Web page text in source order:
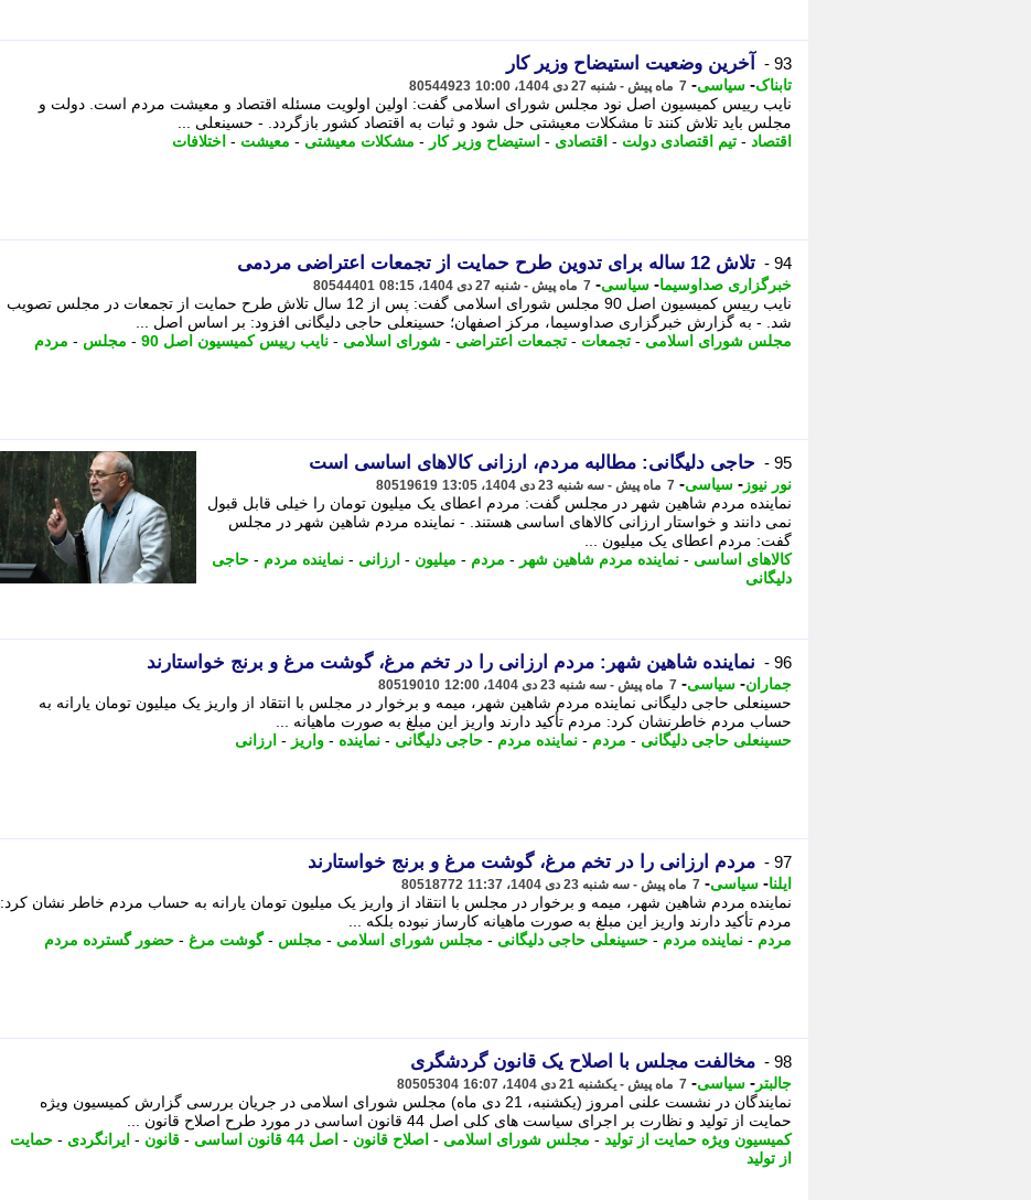
93 - آخرین وضعیت استیضاح وزیر کار
تابناک- سیاسی- 7 ماه پیش - شنبه 27 دی 1404، 10:00 80544923
نایب رییس کمیسیون اصل نود مجلس شورای اسلامی گفت: اولین اولویت مسئله اقتصاد و معیشت مردم است. دولت و
مجلس باید تلاش کنند تا مشکلات معیشتی حل شود و ثبات به اقتصاد کشور بازگردد. - حسینعلی ...
اقتصاد - تیم اقتصادی دولت - اقتصادی - استیضاح وزیر کار - مشکلات معیشتی - معیشت - اختلافات
94 - تلاش 12 ساله برای تدوین طرح حمایت از تجمعات اعتراضی مردمی
خبرگزاری صداوسیما- سیاسی- 7 ماه پیش - شنبه 27 دی 1404، 08:15 80544401
نایب رییس کمیسیون اصل 90 مجلس شورای اسلامی گفت: پس از 12 سال تلاش طرح حمایت از تجمعات در مجلس تصویب
شد. - به گزارش خبرگزاری صداوسیما، مرکز اصفهان؛ حسینعلی حاجی دلیگانی افزود: بر اساس اصل ...
مجلس شورای اسلامی - تجمعات - تجمعات اعتراضی - شورای اسلامی - نایب رییس کمیسیون اصل 90 - مجلس - مردم
95 - حاجی دلیگانی: مطالبه مردم، ارزانی کالاهای اساسی است
نور نیوز - سیاسی- 7 ماه پیش - سه شنبه 23 دی 1404، 13:05 80519619
نماینده مردم شاهین شهر در مجلس گفت: مردم اعطای یک میلیون تومان را خیلی قابل قبول
نمی دانند و خواستار ارزانی کالاهای اساسی هستند. - نماینده مردم شاهین شهر در مجلس
گفت: مردم اعطای یک میلیون ...
کالاهای اساسی - نماینده مردم شاهین شهر - مردم - میلیون - ارزانی - نماینده مردم - حاجی
دلیگانی
96 - نماینده شاهین شهر: مردم ارزانی را در تخم مرغ، گوشت مرغ و برنج خواستارند
جماران- سیاسی- 7 ماه پیش - سه شنبه 23 دی 1404، 12:00 80519010
حسینعلی حاجی دلیگانی نماینده مردم شاهین شهر، میمه و برخوار در مجلس با انتقاد از واریز یک میلیون تومان یارانه به
حساب مردم خاطرنشان کرد: مردم تأکید دارند واریز این مبلغ به صورت ماهیانه ...
حسینعلی حاجی دلیگانی - مردم - نماینده مردم - حاجی دلیگانی - نماینده - واریز - ارزانی
97 - مردم ارزانی را در تخم مرغ، گوشت مرغ و برنج خواستارند
ایلنا- سیاسی- 7 ماه پیش - سه شنبه 23 دی 1404، 11:37 80518772
نماینده مردم شاهین شهر، میمه و برخوار در مجلس با انتقاد از واریز یک میلیون تومان یارانه به حساب مردم خاطر نشان کرد:
مردم تأکید دارند واریز این مبلغ به صورت ماهیانه کارساز نبوده بلکه ...
مردم - نماینده مردم - حسینعلی حاجی دلیگانی - مجلس شورای اسلامی - مجلس -گوشت مرغ - حضور گسترده مردم
98 - مخالفت مجلس با اصلاح یک قانون گردشگری
جالبتر - سیاسی- 7 ماه پیش - یکشنبه 21 دی 1404، 16:07 80505304
نمایندگان در نشست علنی امروز (یکشنبه، 21 دی ماه) مجلس شورای اسلامی در جریان بررسی گزارش کمیسیون ویژه
حمایت از تولید و نظارت بر اجرای سیاست های کلی اصل 44 قانون اساسی در مورد طرح اصلاح قانون ...
کمیسیون ویژه حمایت از تولید - مجلس شورای اسلامی - اصلاح قانون - اصل 44 قانون اساسی - قانون - ایرانگردی - حمایت
از تولید